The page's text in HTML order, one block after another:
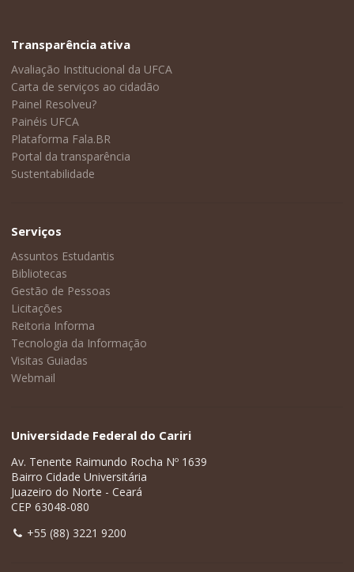
Transparência ativa
Avaliação Institucional da UFCA
Carta de serviços ao cidadão
Painel Resolveu?
Painéis UFCA
Plataforma Fala.BR
Portal da transparência
Sustentabilidade
Serviços
Assuntos Estudantis
Bibliotecas
Gestão de Pessoas
Licitações
Reitoria Informa
Tecnologia da Informação
Visitas Guiadas
Webmail
Universidade Federal do Cariri
Av. Tenente Raimundo Rocha Nº 1639
Bairro Cidade Universitária
Juazeiro do Norte - Ceará
CEP 63048-080
+55 (88) 3221 9200